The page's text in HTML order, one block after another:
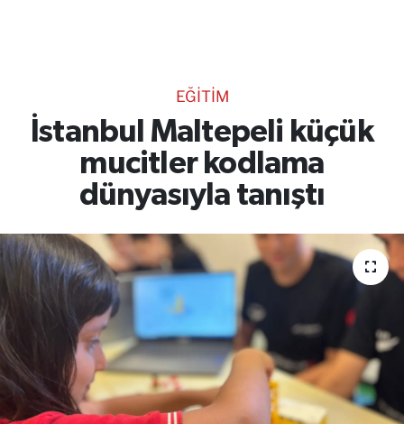
EĞİTİM
İstanbul Maltepeli küçük
mucitler kodlama
dünyasıyla tanıştı
RESMİ İLANLAR
Gencsesfm Canlı Dinle